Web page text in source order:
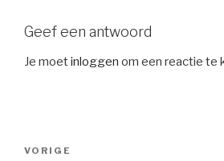
Geef een antwoord
Je moetinloggen om een reactie te
Vorig
VORIGE